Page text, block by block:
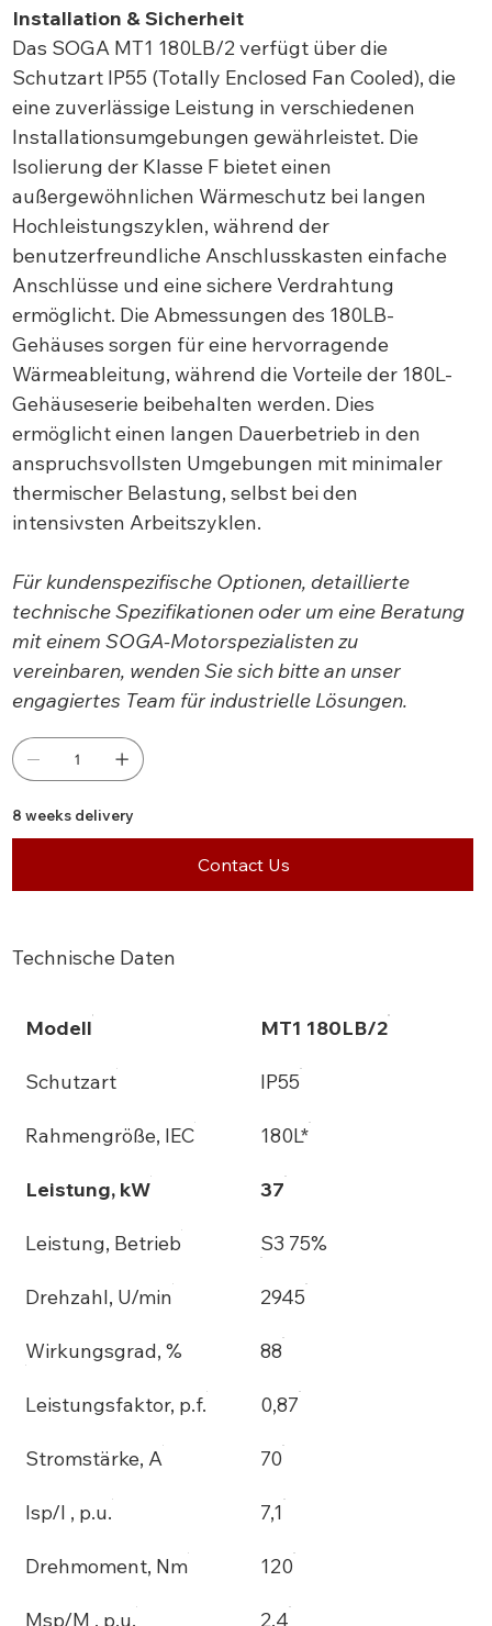
Installation & Sicherheit
Das SOGA MT1 180LB/2 verfügt über die
Schutzart IP55 (Totally Enclosed Fan Cooled), die
eine zuverlässige Leistung in verschiedenen
Installationsumgebungen gewährleistet. Die
Isolierung der Klasse F bietet einen
außergewöhnlichen Wärmeschutz bei langen
Hochleistungszyklen, während der
benutzerfreundliche Anschlusskasten einfache
Anschlüsse und eine sichere Verdrahtung
ermöglicht. Die Abmessungen des 180LB-
Gehäuses sorgen für eine hervorragende
Wärmeableitung, während die Vorteile der 180L-
Gehäuseserie beibehalten werden. Dies
ermöglicht einen langen Dauerbetrieb in den
anspruchsvollsten Umgebungen mit minimaler
thermischer Belastung, selbst bei den
intensivsten Arbeitszyklen.
Für kundenspezifische Optionen, detaillierte
technische Spezifikationen oder um eine Beratung
mit einem SOGA-Motorspezialisten zu
vereinbaren, wenden Sie sich bitte an unser
engagiertes Team für industrielle Lösungen.
8 weeks delivery
Contact Us
Technische Daten
Modell MT1 180LB/2
Schutzart IP55
Rahmengröße, IEC 180L*
Leistung, kW 37
Leistung, Betrieb S3 75%
Drehzahl, U/min 2945
Wirkungsgrad, % 88
Leistungsfaktor, p.f. 0,87
Stromstärke, A 70
Isp/I , p.u. 7,1
Drehmoment, Nm 120
Msp/M , p.u. 2,4